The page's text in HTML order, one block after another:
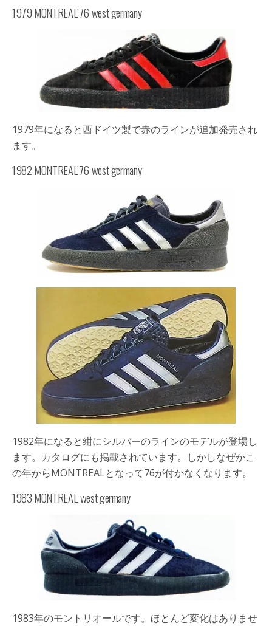
1979 MONTREAL’76 west germany
1979年になると西ドイツ製で赤のラインが追加発売され
ます。
1982 MONTREAL’76 west germany
1982年になると紺にシルバーのラインのモデルが登場し
ます。カタログにも掲載されています。しかしなぜかこ
の年からMONTREALとなって76が付かなくなります。
1983 MONTREAL west germany
1983年のモントリオールです。ほとんど変化はありませ